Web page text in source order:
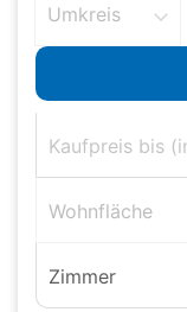
Umkreis
Wohnfläche
Zimmer